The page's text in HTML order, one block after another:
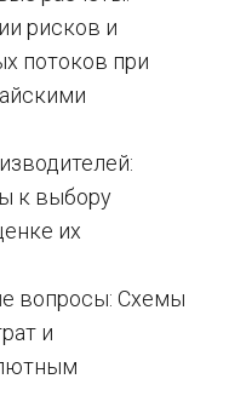
рисков и
потоков при
к выбору
их
вопросы: Схемы
и